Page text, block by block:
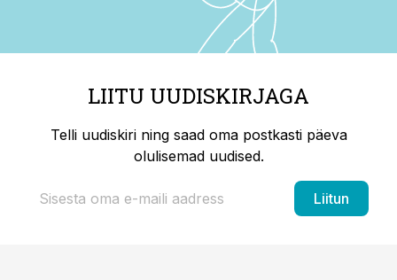
LIITU UUDISKIRJAGA
Telli uudiskiri ning saad oma postkasti päeva
olulisemad uudised.
Liitun